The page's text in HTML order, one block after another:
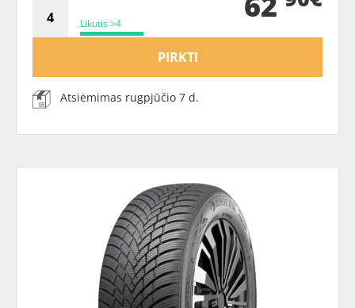
Likutis >4
PIRKTI
Atsiėmimas rugpjūčio 7 d.